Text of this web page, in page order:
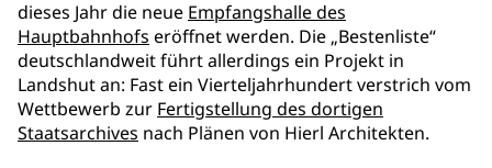
dieses Jahr die neue Empfangshalle des
Hauptbahnhofs eröffnet werden. Die „Bestenliste“
deutschlandweit führt allerdings ein Projekt in
Landshut an: Fast ein Vierteljahrhundert verstrich vom
Wettbewerb zur Fertigstellung des dortigen
Staatsarchives nach Plänen von Hierl Architekten.